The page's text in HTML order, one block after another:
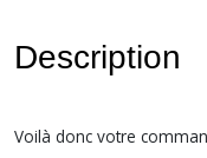
Description
Voilà donc votre